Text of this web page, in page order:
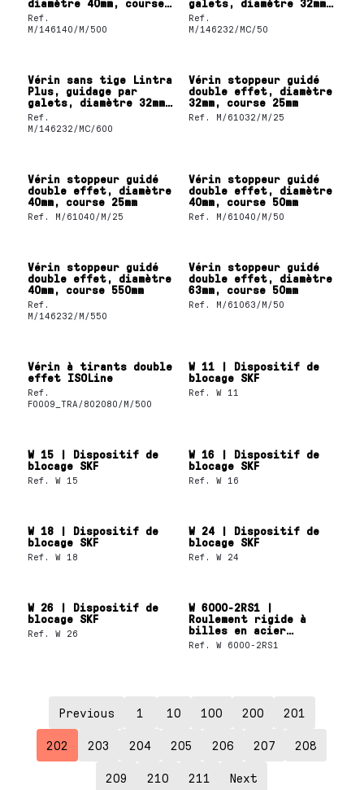
diamètre 40mm, course
500mm
Ref.
M/146140/M/500
galets, diamètre 32mm,
course 50mm
Ref.
M/146232/MC/50
Vérin sans tige Lintra
Plus, guidage par
galets, diamètre 32mm,
course 600mm
Ref.
M/146232/MC/600
Vérin stoppeur guidé
double effet, diamètre
32mm, course 25mm
Ref. M/61032/M/25
Vérin stoppeur guidé
double effet, diamètre
40mm, course 25mm
Ref. M/61040/M/25
Vérin stoppeur guidé
double effet, diamètre
40mm, course 50mm
Ref. M/61040/M/50
Vérin stoppeur guidé
double effet, diamètre
40mm, course 550mm
Ref.
M/146232/M/550
Vérin stoppeur guidé
double effet, diamètre
63mm, course 50mm
Ref. M/61063/M/50
Vérin à tirants double
effet ISOLine
Ref.
F0009_TRA/802080/M/500
W 11 | Dispositif de
blocage SKF
Ref. W 11
W 15 | Dispositif de
blocage SKF
Ref.W 15
W 16 | Dispositif de
blocage SKF
Ref. W 16
W 18 | Dispositif de
blocage SKF
Ref.W 18
W 24 | Dispositif de
blocage SKF
Ref. W 24
W 26 | Dispositif de
blocage SKF
Ref.W 26
W 6000-2RS1 |
Roulement rigide à
billes en acier
inoxydable 10x26x8 mm
SKF
Ref. W 6000-2RS1
Previous 1 10 100 200 201
202 203 204 205 206 207 208
209 210 211 Next